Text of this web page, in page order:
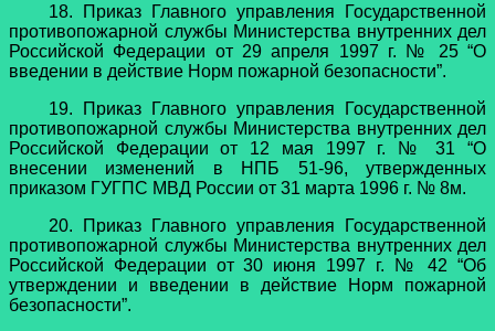
18. Приказ Главного управления Государственной
противопожарной службы Министерства внутренних дел
Российской Федерации от 29 апреля 1997 г. № 25 “О
введении в действие Норм пожарной безопасности”.
19. Приказ Главного управления Государственной
противопожарной службы Министерства внутренних дел
Российской Федерации от 12 мая 1997 г. № 31 “О
внесении изменений в НПБ 51-96, утвержденных
приказом ГУГПС МВД России от 31 марта 1996 г. № 8м.
20. Приказ Главного управления Государственной
противопожарной службы Министерства внутренних дел
Российской Федерации от 30 июня 1997 г. № 42 “Об
утверждении и введении в действие Норм пожарной
безопасности”.